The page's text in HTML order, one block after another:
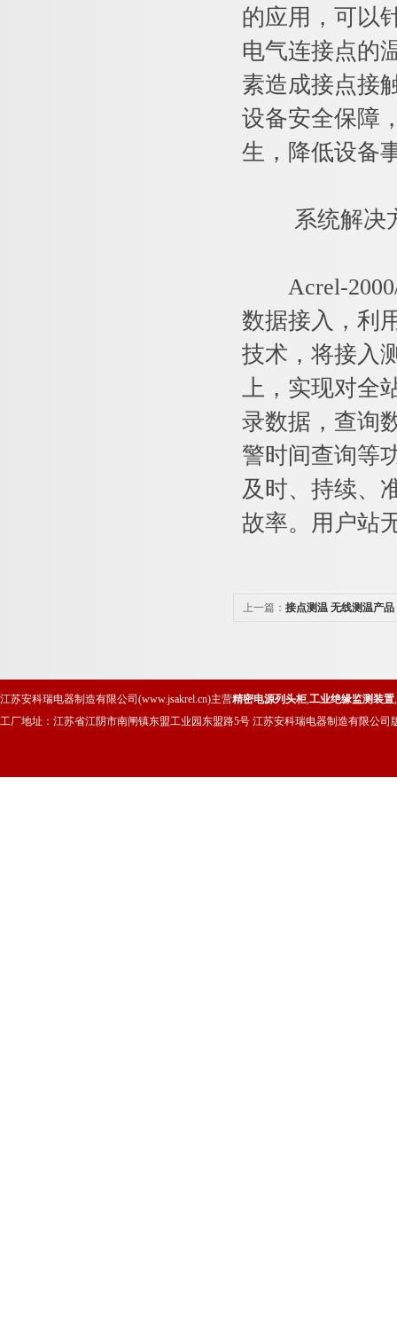
的应用，可以
电气连接点的
素造成接点接
设备安全保障
生，降低设备
系统解决
Acrel-2000/
数据接入，利
技术，将接入
上，实现对全
录数据，查询
警时间查询等
及时、持续、
故率。用户站
上一篇： 接点测温 无线测温产品
江苏安科瑞电器制造有限公司(www.jsakrel.cn)主营精密电源列头柜,工业绝缘监测装置,
工厂地址：江苏省江阴市南闸镇东盟工业园东盟路5号 江苏安科瑞电器制造有限公司